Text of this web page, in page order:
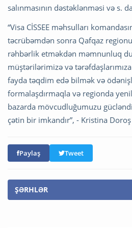
salınmasının dəstəklənməsi və s.
“Visa CİSSEE məhsulları
təcrübəmdən sonra Qafqaz
rəhbərlik etməkdən məmnunluq
müştərilərimizə və
fayda təqdim edə bilmək və
formalaşdırmaqla və regionda
bazarda mövcudluğumuzu
çətin bir imkandır”, - Kristina
Paylaş Tweet
ŞƏRHLƏR